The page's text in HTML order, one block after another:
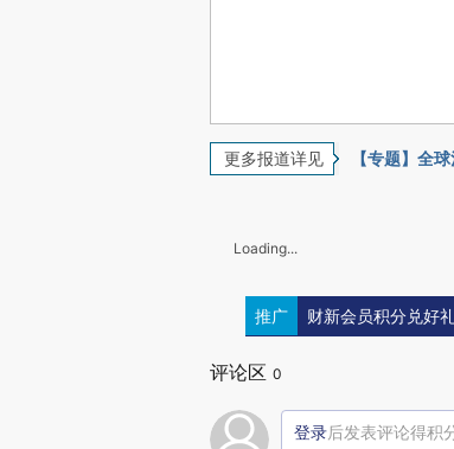
更多报道详见 【专题】全
Loading...
推广 财新会员积分兑好
评论区 0
登录后发表评论得积